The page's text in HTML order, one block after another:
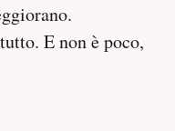
E non è poco,